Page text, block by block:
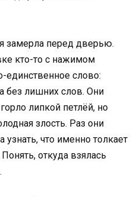
замерла перед дверью.
кто-то с нажимом
единственное слово:
без лишних слов. Они
липкой петлёй, но
злость. Раз они
узнать, что именно толкает
откуда взялась